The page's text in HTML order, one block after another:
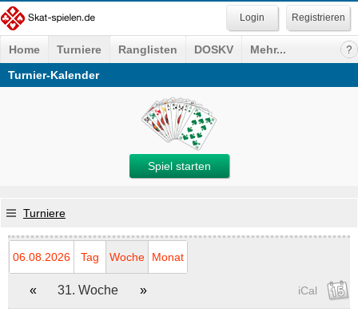
Registrieren
Home Turniere Ranglisten DOSKV
Mehr...
Turnier-Kalender
Spiel starten
Turniere
06.08.2026 Tag Woche Monat
« 31. Woche » iCal